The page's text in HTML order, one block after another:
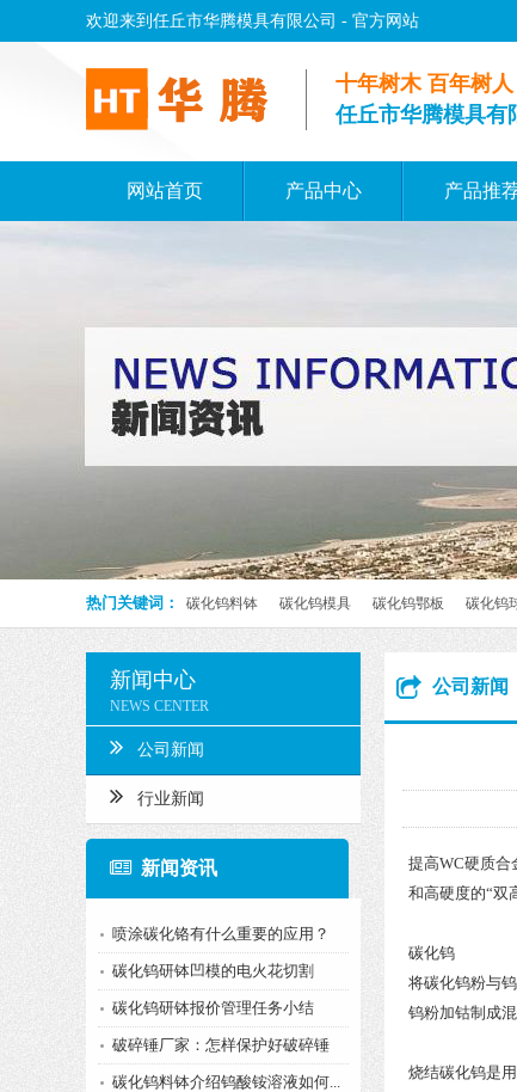
欢迎来到任丘市华腾模具有限公司 - 官方网站
十年树木 百年树人
任丘市华腾模具有
网站首页 产品中心 产品推
热门关键词： 碳化钨料钵 碳化钨模具 碳化钨鄂板 碳化钨
新闻中心
NEWS CENTER
公司新闻
行业新闻
新闻资讯
喷涂碳化铬有什么重要的应用？
碳化钨研钵凹模的电火花切割
碳化钨研钵报价管理任务小结
破碎锤厂家：怎样保护好破碎锤
碳化钨料钵介绍钨酸铵溶液如何...
公司新闻
提高WC硬质合
和高硬度的“双
碳化钨
将碳化钨粉与
钨粉加钴制成
烧结碳化钨是